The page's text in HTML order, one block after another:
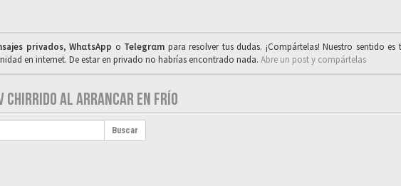
privados,WhαtsApp o Telegrαm para resolver tus dudas. ¡Compártelas! Nuestro sentido
en internet. De estar en privado no habrías encontrado nada. Abre un post y compártelas
AL ARRANCAR EN FRÍO
Buscar